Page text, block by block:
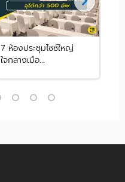
7 ห้องประชุมไซซ์ใหญ่
ใจกลางเมือ...